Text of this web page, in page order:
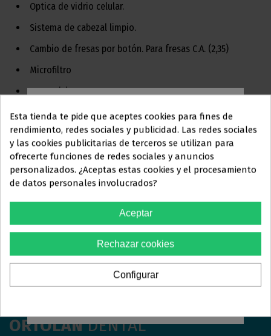
Este sitio web está dirigidoen
exclusivaa
PROFESIONALES DEL
SECTOR
ODONTOLÓGICO
Debes confirmar que eres
profesional dental
Optica de vidrio celular.
Sistema de cabezal limpio.
Cambio de fresas por botón. Para fresas C.A. (2,35)
Microfiltro
Transmision 1:1
Spray simple
Velocidad hasta 40.000 r.p.m.
2 años de garantía
CONSULTE OFERTA PERSONALIZADA EN:
Inicia sesión para añadir el producto al carrito
ORTOLANDENTAL
Esta tienda te pide que aceptes cookies para fines de
rendimiento, redes sociales y publicidad. Las redes sociales
y las cookies publicitarias de terceros se utilizan para
ofrecerte funciones de redes sociales y anuncios
personalizados. ¿Aceptas estas cookies y el procesamiento
de datos personales involucrados?
Aceptar
Rechazar cookies
Configurar